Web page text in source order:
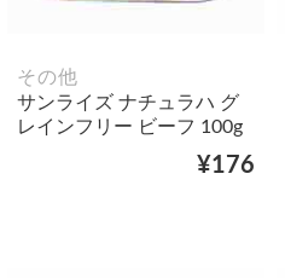
その他
サンライズ ナチュラハ グ
レインフリー ビーフ 100g
¥176